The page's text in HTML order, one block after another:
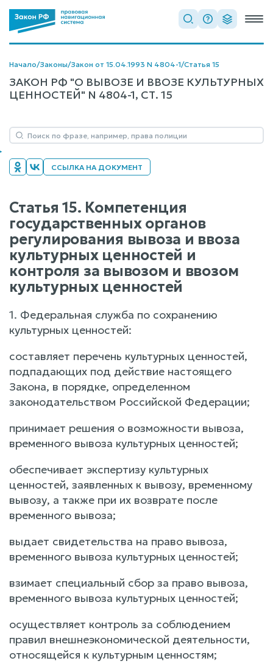
Начало/Законы/Закон от 15.04.1993 N 4804-1/Статья 15
ЗАКОН РФ "О ВЫВОЗЕ И ВВОЗЕ КУЛЬТУРНЫХ
ЦЕННОСТЕЙ" N 4804-1, СТ. 15
ССЫЛКА НА ДОКУМЕНТ
Статья 15. Компетенция
государственных органов
регулирования вывоза и ввоза
культурных ценностей и
контроля за вывозом и ввозом
культурных ценностей
1. Федеральная служба по сохранению
культурных ценностей:
составляет перечень культурных ценностей,
подпадающих под действие настоящего
Закона, в порядке, определенном
законодательством Российской Федерации;
принимает решения о возможности вывоза,
временного вывоза культурных ценностей;
обеспечивает экспертизу культурных
ценностей, заявленных к вывозу, временному
вывозу, а также при их возврате после
временного вывоза;
выдает свидетельства на право вывоза,
временного вывоза культурных ценностей;
взимает специальный сбор за право вывоза,
временного вывоза культурных ценностей;
осуществляет контроль за соблюдением
правил внешнеэкономической деятельности,
относящейся к культурным ценностям;